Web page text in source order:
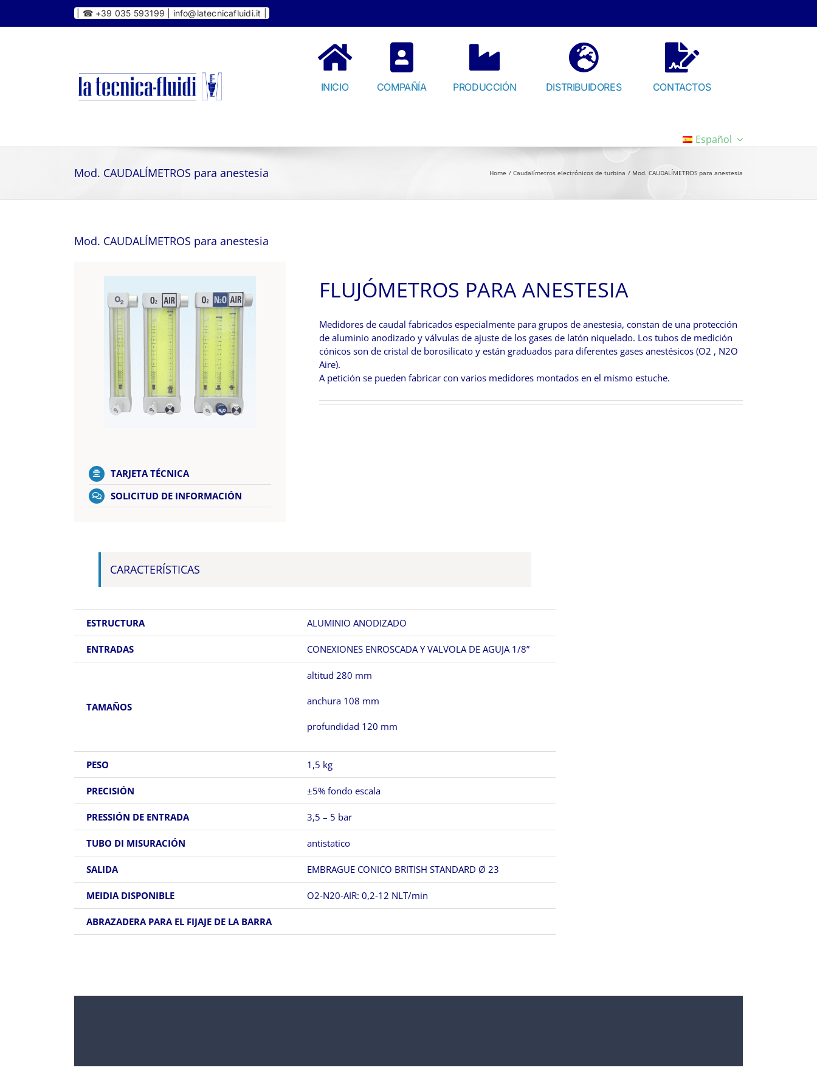
☎ +39 035 593199 | info@latecnicafluidi.it |
INICIO COMPAÑÍA PRODUCCIÓN DISTRIBUIDORES CONTACTOS
Español
Mod. CAUDALÍMETROS para anestesia Home Caudalímetros electrónicos de turbina Mod. CAUDALÍMETROS para anestesia
Mod. CAUDALÍMETROS para anestesia
TARJETA TÉCNICA
SOLICITUD DE INFORMACIÓN
FLUJÓMETROS PARA ANESTESIA
Medidores de caudal fabricados especialmente para grupos de anestesia, constan de una protección
de aluminio anodizado y válvulas de ajuste de los gases de latón niquelado. Los tubos de medición
cónicos son de cristal de borosilicato y están graduados para diferentes gases anestésicos (O2 , N2O
Aire).
A petición se pueden fabricar con varios medidores montados en el mismo estuche.
CARACTERÍSTICAS
ESTRUCTURA ALUMINIO ANODIZADO
ENTRADAS CONEXIONES ENROSCADA Y VALVOLA DE AGUJA 1/8”
TAMAÑOS
altitud 280 mm
anchura 108 mm
profundidad 120 mm
PESO 1,5 kg
PRECISIÓN ±5% fondo escala
PRESSIÓN DE ENTRADA 3,5 – 5 bar
TUBO DI MISURACIÓN antistatico
SALIDA EMBRAGUE CONICO BRITISH STANDARD Ø 23
MEIDIA DISPONIBLE O2-N20-AIR: 0,2-12 NLT/min
ABRAZADERA PARA EL FIJAJE DE LA BARRA